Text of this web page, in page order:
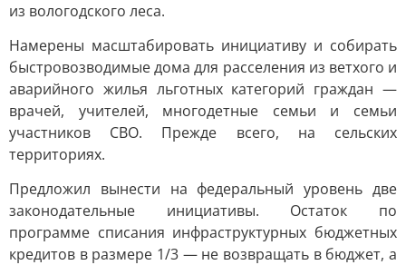
из вологодского леса.
Намерены масштабировать инициативу и собирать
быстровозводимые дома для расселения из ветхого и
аварийного жилья льготных категорий граждан —
врачей, учителей, многодетные семьи и семьи
участников СВО. Прежде всего, на сельских
территориях.
Предложил вынести на федеральный уровень две
законодательные инициативы. Остаток по
программе списания инфраструктурных бюджетных
кредитов в размере 1/3 — не возвращать в бюджет, а